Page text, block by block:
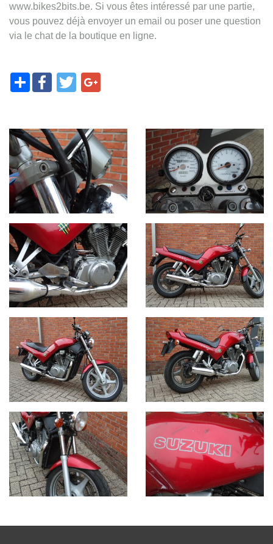
www.bikes2bits.be. Si vous êtes intéressé par une partie,
vous pouvez déjà envoyer un email ou poser une question
via le chat de la boutique en ligne.
Share FacebookTwitter